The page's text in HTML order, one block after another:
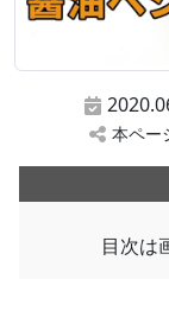
本ペー
目次は